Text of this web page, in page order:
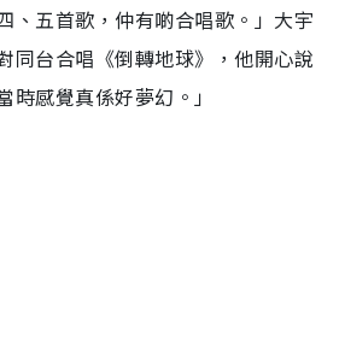
、五首歌，仲有啲合唱歌。」大宇
同台合唱《倒轉地球》，他開心說
時感覺真係好夢幻。」